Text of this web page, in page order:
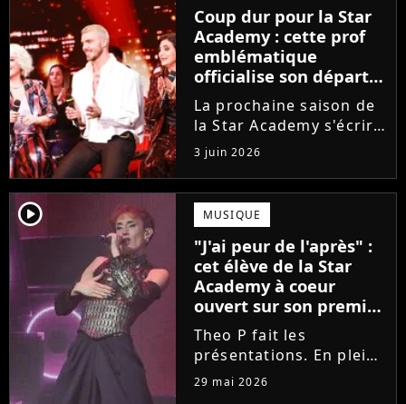
Coup dur pour la Star
Academy : cette prof
emblématique
officialise son départ,
"Ça devenait assez
compliqué"
La prochaine saison de
la Star Academy s'écrira
avec une nouvelle
recrue dans ses rangs.
Coach d'expression
scénique de l'émission,
Marlène Schaff ne
rempilera pas à la table
des professeurs...
3 juin 2026
player2 MUSIQUE
"J'ai peur de l'après" :
cet élève de la Star
Academy à coeur
ouvert sur son premier
single intime
Theo P fait les
présentations. En pleine
tournée, l'élève de la
29 mai 2026